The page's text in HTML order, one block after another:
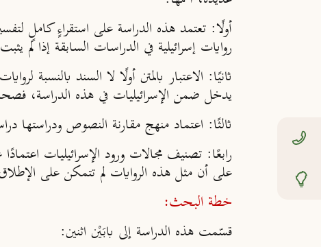
أولًا: تعتمد هذه الدراسة على استقراءٍ كاملٍ
روايات إسرائيلية في الدراسات السابقة إذا لم
ثانيًا: الاعتبار بالمتن أولًا لا السند بالنسبة
يدخل ضمن الإسرائيليات في هذه الدراسة، فصحة
ثالثًا: اعتماد منهج مقارنة النصوص ودراستها
رابعًا: تصنيف مجالات ورود الإسرائيليات اعتمادًا
على أن مثل هذه الروايات لم تتمكن على
خطة البحث:
قسّمت هذه الدراسة إلى بابَيْن اثنين: